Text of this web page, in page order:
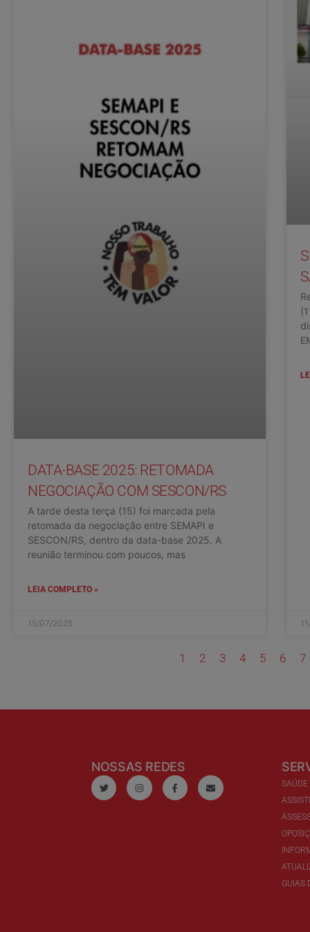
DATA-BASE 2025: RETOMADA
NEGOCIAÇÃO COM SESCON/RS
A tarde desta terça (15) foi marcada pela
retomada da negociação entre SEMAPI e
SESCON/RS, dentro da data-base 2025. A
reunião terminou com poucos, mas
LEIA COMPLETO »
15/07/2025
1 2 3 4 5 6 7
NOSSAS REDES
SAÚDE
GUIAS